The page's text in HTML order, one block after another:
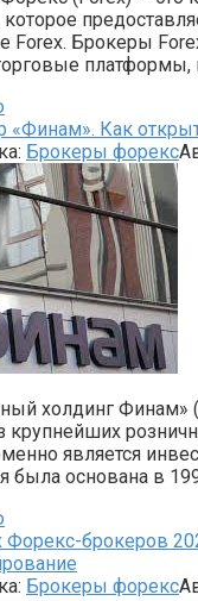
Forex. Брокеры
платформы,
Как
Брокеры форекс
холдинг Финам»
крупнейших
является
была основана в
Форекс-брокеров
Брокеры форекс